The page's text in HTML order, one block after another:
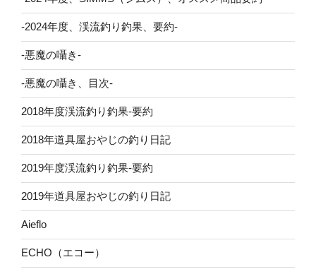
-2024年度、渓流釣り釣果、要約-
-悪魔の囁き-
-悪魔の囁き、目次-
2018年度渓流釣り釣果-要約
2018年道具屋おやじの釣り日記
2019年度渓流釣り釣果-要約
2019年道具屋おやじの釣り日記
Aieflo
ECHO（エコー）